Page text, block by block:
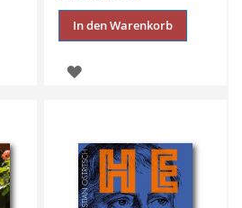
In den Warenkorb
ZUR